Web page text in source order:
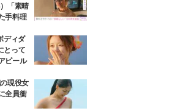
「素晴
手料理
ディダ
とって
ピール
現役女
全員衝